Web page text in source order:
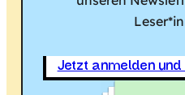
Jetzt anmelden